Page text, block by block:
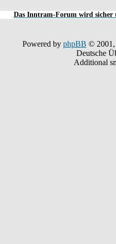
Das Inntram-Forum wird sicher
Powered by phpBB © 2001,
Deutsche
Additional